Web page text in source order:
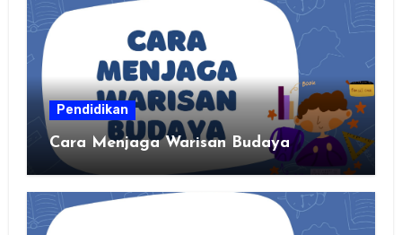
Pendidikan
Cara Menjaga Warisan Budaya